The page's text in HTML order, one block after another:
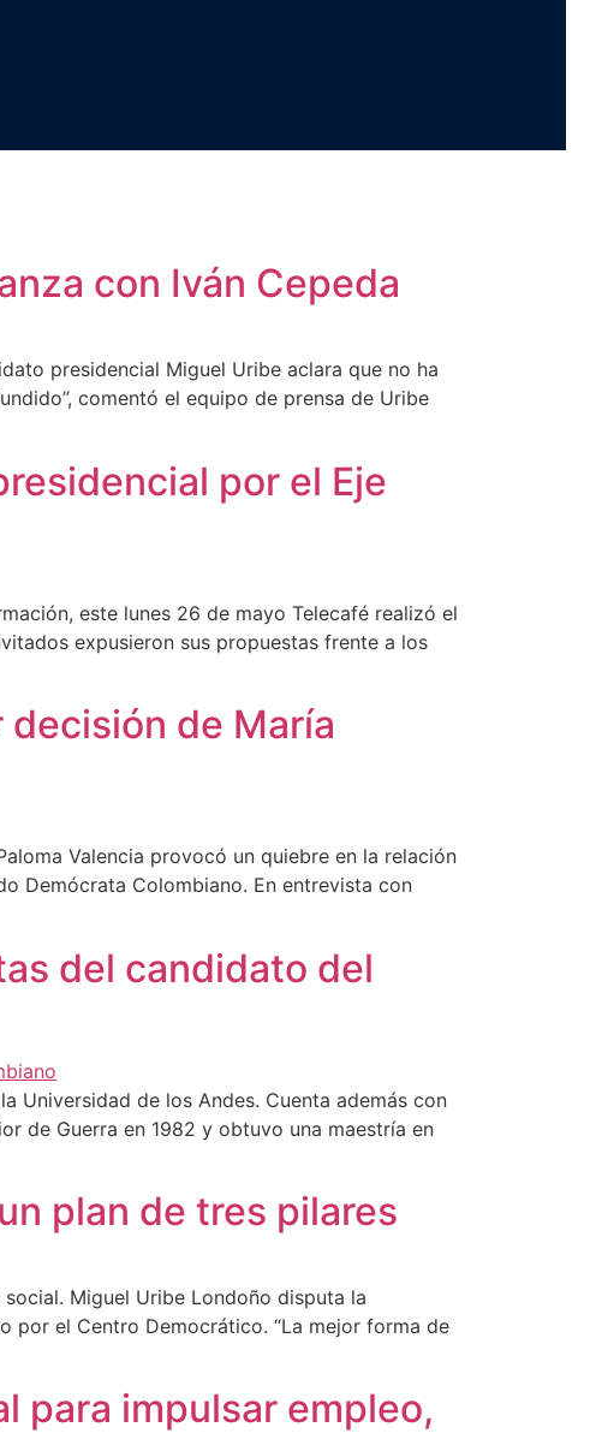
con Iván Cepeda
presidencial Miguel Uribe aclara que no ha
comentó el equipo de prensa de Uribe
por el Eje
este lunes 26 de mayo Telecafé realizó el
expusieron sus propuestas frente a los
decisión de María
Valencia provocó un quiebre en la relación
Demócrata Colombiano. En entrevista con
del candidato del
Universidad de los Andes. Cuenta además con
de Guerra en 1982 y obtuvo una maestría en
plan de tres pilares
Miguel Uribe Londoño disputa la
por el Centro Democrático. “La mejor forma de
para impulsar empleo,